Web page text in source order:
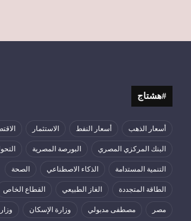
#هشتاج
أسعار الذهب أسعار النفط الاستثمار
البنك المركزي المصري البورصة المصرية
التنمية المستدامة الذكاء الاصطناعي الصحة
الطاقة المتجددة الغاز الطبيعي القطاع الخاص
مصر مصطفى مدبولي وزارة الإسكان